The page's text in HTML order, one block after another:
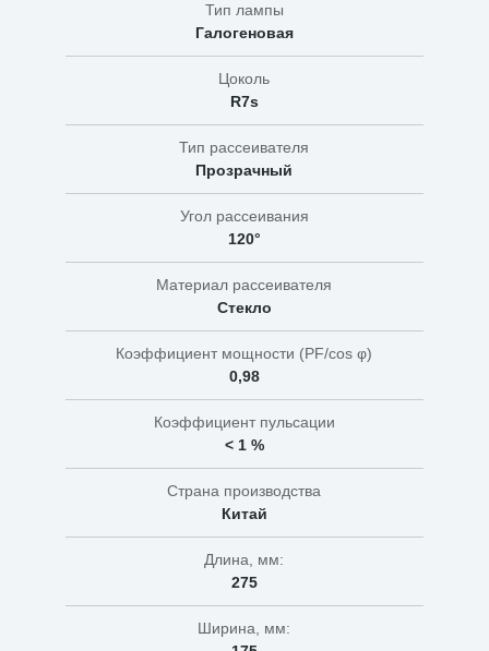
Тип лампы
Галогеновая
Цоколь
R7s
Тип рассеивателя
Прозрачный
Угол рассеивания
120°
Материал рассеивателя
Стекло
Коэффициент мощности (PF/cos φ)
0,98
Коэффициент пульсации
< 1 %
Страна производства
Китай
Длина, мм:
275
Ширина, мм: